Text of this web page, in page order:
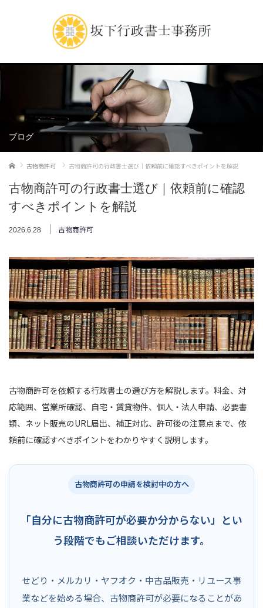
ブログ
ホーム 古物商許可 古物商許可の行政書士選び｜依頼前に確認すべきポイントを解説
古物商許可の行政書士選び｜依頼前に確認
すべきポイントを解説
2026.6.28 古物商許可
古物商許可を依頼する行政書士の選び方を解説します。料金、対
応範囲、営業所確認、自宅・賃貸物件、個人・法人申請、必要書
類、ネット販売のURL届出、補正対応、許可後の注意点まで、依
頼前に確認すべきポイントをわかりやすく説明します。
古物商許可の申請を検討中の方へ
「自分に古物商許可が必要か分からない」とい
う段階でもご相談いただけます。
せどり・メルカリ・ヤフオク・中古品販売・リユース事
業などを始める場合、古物商許可が必要になることがあ